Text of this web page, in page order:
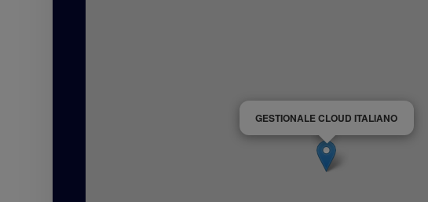
GESTIONALE CLOUD ITALIANO